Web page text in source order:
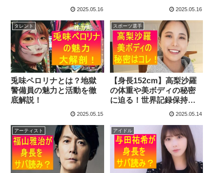
2025.05.16 2025.05.16
タレント
兎味ペロリナとは？地獄
警備員の魅力と活動を徹
底解説！
2025.05.15
スポーツ選手
【身長152cm】高梨沙羅
の体重や美ボディの秘密
に迫る！世界記録保持者
の素顔に迫る特集
2025.05.14
アーティスト アイドル